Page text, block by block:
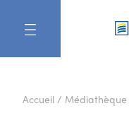
Accueil/ Médiathèque